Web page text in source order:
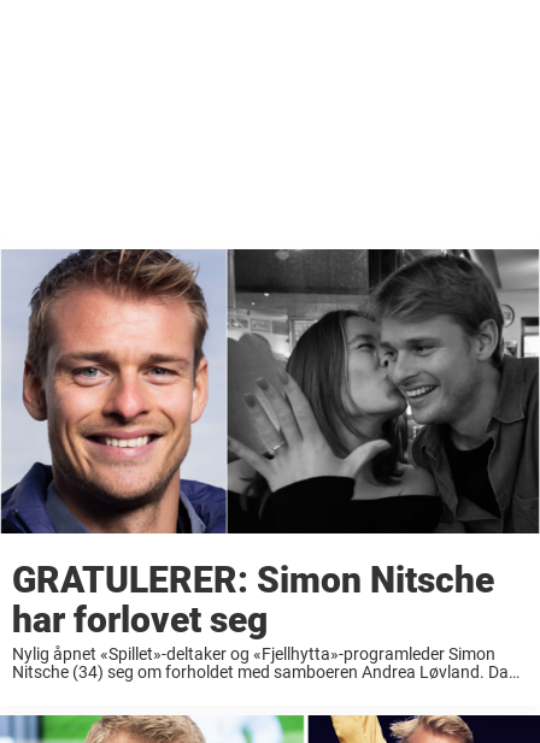
GRATULERER: Simon Nitsche
har forlovet seg
Nylig åpnet «Spillet»-deltaker og «Fjellhytta»-programleder Simon
Nitsche (34) seg om forholdet med samboeren Andrea Løvland. Da